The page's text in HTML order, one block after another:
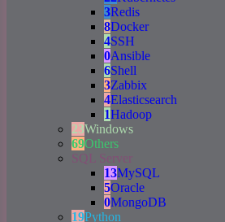
3Redis
8Docker
4SSH
0Ansible
6Shell
3Zabbix
4Elasticsearch
1Hadoop
23Windows
69Others
SQL Server
13MySQL
5Oracle
0MongoDB
19Python